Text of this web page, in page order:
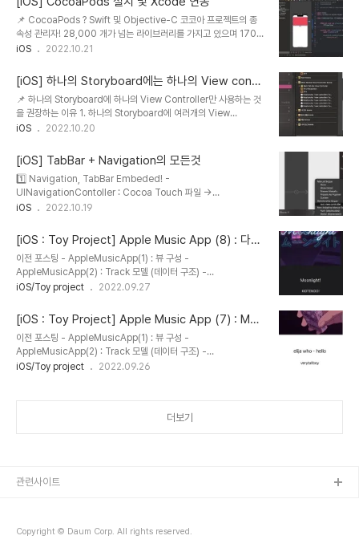
view 만들기 - UIView를 Storyboard에 추가해주고 Autolayout
설정(영상 비율은 대부분 16:9) - CustomClass 이름을
YTPlayerView로 설정 - ViewController에 연결 @IBOutlet
weak var playerView: YTPlayerView! - ..
📌 CocoaPods ? Swift 및 Objective-C 코코아 프로젝트의 종
속성 관리자! 28,000 개가 넘는 라이브러리를 가지고 있으며 170
만 개가 넘는 응용 프로그램(앱)에서 사용되고 있다! CocoaPod은
Site) 이 CocoaPods 소개에 따라 프로젝트를 "우아하게 확장" 하
기 위해 설치부터 사용법까지 알아보자! 1️⃣ 코코아팟 설치 $ sudo
gem install cocoapods 터미널을 열고, 작업 경로로 들어가기 해
당 작업 경로에서, pod init 하면 로컬에서 이 Podfile이 생성됨을
확인할 수 있다! 2️⃣ Podfile 을 수정함으로써 원하는 라이브러리 추
iOS 2022.10.21
[iOS] 하나의 Storyboard에는 하나의 View contr
oller 만!
📌 하나의 Storyboard에 하나의 View Controller만 사용하는 것
을 권장하는 이유 1. 하나의 Storyboard에 여러개의 View
Controller가 추가되면 빌드가 굉장히 느리다. 2. 협업시, 충돌이 자
여러 view controllers는 어떻게 분리해야할까?
iOS 2022.10.20
[iOS] TabBar + Navigation의 모든것
1️⃣ Navigation, TabBar Embeded! -
UINavigationContoller : Cocoa Touch 파일 →
UINavigationController - UITabBarController : Cocoa
TabBar 안에 속하게! - Navigation View를 initial로 - TabBar
안에 여러개의 view 연결 TabBar에 따라 " Navigation Bar
Custom " 하기 import UIKit class
MainTabBarViewController: UITabBarController {
override func viewDidLoad() { super.viewDidLoad() //..
iOS 2022.10.19
[iOS : Toy Project] Apple Music App (8) : 다크
모드
이전 포스팅 - AppleMusicApp(1) : 뷰 구성 -
AppleMusicApp(2) : Track 모델 (데이터 구조) -
AppleMusicApp(3) : UiCollectionViewCell 업데이트 -
(CollectionReusableView) - AppleMusicApp(5) : Player
화면 + 싱글톤 - AppleMusicApp(6) : 뷰사이 데이터 이동 -
AppleMusicApp(7) : Music Slider 기능 자세한 코드는 여기로!
https://github.com/yexjin/iOS_Study/tree/main/AppleMu
sicApp GitHub - yexjin/iOS_Study: iOS 토이프로젝트 모음집
iOS/Toy project 2022.09.27
[iOS : Toy Project] Apple Music App (7) : Mus
ic Slider 기능
이전 포스팅 - AppleMusicApp(1) : 뷰 구성 -
AppleMusicApp(2) : Track 모델 (데이터 구조) -
AppleMusicApp(3) : UiCollectionViewCell 업데이트 -
iOS/Toy project 2022.09.26
더보기
Copyright © Daum Corp. All rights reserved.
관련사이트